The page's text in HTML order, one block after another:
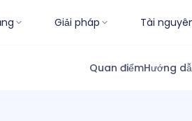
Giải pháp Tài
Quan điểmHướng